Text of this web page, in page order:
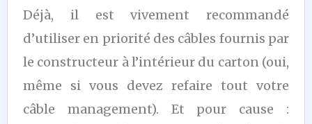
Déjà, il est vivement recommandé
d’utiliser en priorité des câbles fournis par
le constructeur à l’intérieur du carton (oui,
même si vous devez refaire tout votre
câble management). Et pour cause :